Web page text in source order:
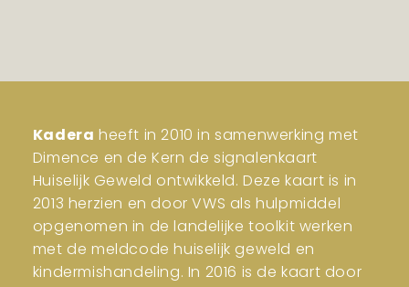
Kadera heeft in 2010 in samenwerking met
Dimence en de Kern de signalenkaart
Huiselijk Geweld ontwikkeld. Deze kaart is in
2013 herzien en door VWS als hulpmiddel
opgenomen in de landelijke toolkit werken
met de meldcode huiselijk geweld en
kindermishandeling. In 2016 is de kaart door